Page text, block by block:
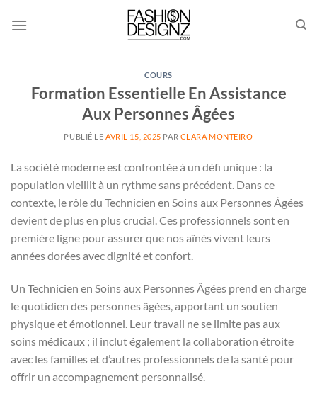
COURS
Formation Essentielle En Assistance
Aux Personnes Âgées
PUBLIÉ LEAVRIL 15, 2025 PAR CLARA MONTEIRO
La société moderne est confrontée à un défi unique : la
population vieillit à un rythme sans précédent. Dans ce
contexte, le rôle du Technicien en Soins aux Personnes Âgées
devient de plus en plus crucial. Ces professionnels sont en
première ligne pour assurer que nos aînés vivent leurs
années dorées avec dignité et confort.
Un Technicien en Soins aux Personnes Âgées prend en charge
le quotidien des personnes âgées, apportant un soutien
physique et émotionnel. Leur travail ne se limite pas aux
soins médicaux ; il inclut également la collaboration étroite
avec les familles et d’autres professionnels de la santé pour
offrir un accompagnement personnalisé.